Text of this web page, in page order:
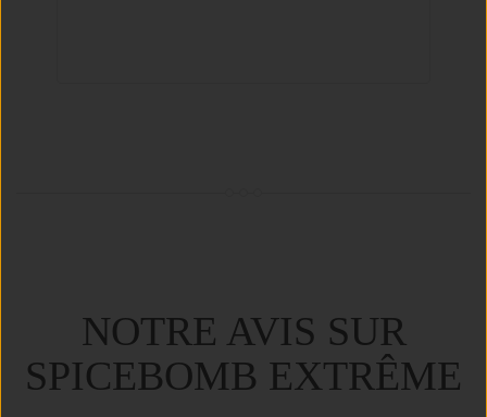
NOTRE AVIS SUR
SPICEBOMB EXTRÊME